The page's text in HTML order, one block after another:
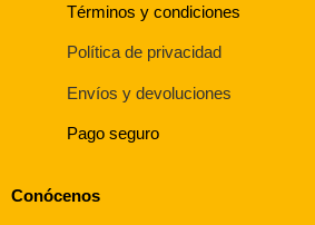
Términos y condiciones
Política de privacidad
Envíos y devoluciones
Pago seguro
Conócenos